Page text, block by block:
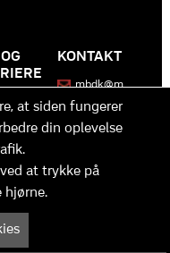
en del
KONTAKT
mbdk@m
Holding ApS. Tilmeldt
at siden fungerer
din oplevelse
at trykke på
hjørne.